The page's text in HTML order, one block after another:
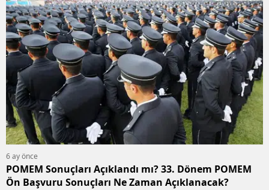
6 ay önce
POMEM Sonuçları Açıklandı mı? 33. Dönem POMEM
Ön Başvuru Sonuçları Ne Zaman Açıklanacak?